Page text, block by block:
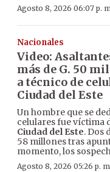
Agosto 8, 2026 06:07 p.
Nacionales
Video:
más de G. 50
a técnico de
Ciudad del Este
Un hombre que se
celulares fue víctima
Ciudad del Este. Dos
58 millones tras
momento, los
Agosto 8, 2026 05:26 p.